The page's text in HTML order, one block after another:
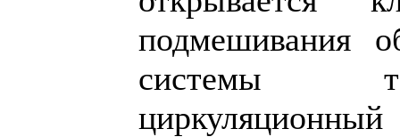
подмешивания
системы